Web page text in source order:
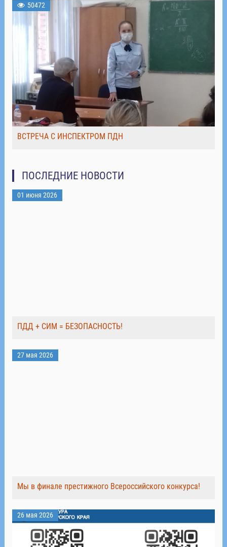
50472
ВСТРЕЧА С ИНСПЕКТРОМ ПДН
ПОСЛЕДНИЕ НОВОСТИ
01 июня 2026
ПДД + СИМ = БЕЗОПАСНОСТЬ!
27 мая 2026
Мы в финале престижного Всероссийского конкурса!
26 мая 2026